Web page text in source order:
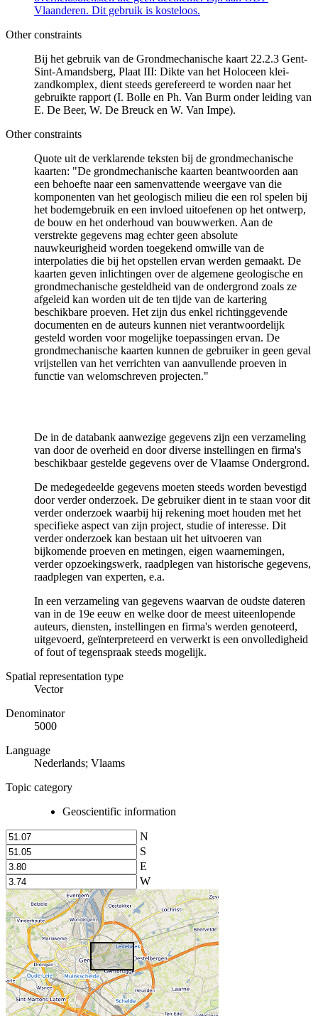
Vlaanderen. Dit gebruik is kosteloos.
Other constraints
Bij het gebruik van de Grondmechanische kaart 22.2.3 Gent-
Sint-Amandsberg, Plaat III: Dikte van het Holoceen klei-
zandkomplex, dient steeds gerefereerd te worden naar het
gebruikte rapport (I. Bolle en Ph. Van Burm onder leiding van
E. De Beer, W. De Breuck en W. Van Impe).
Other constraints
Quote uit de verklarende teksten bij de grondmechanische
kaarten: "De grondmechanische kaarten beantwoorden aan
een behoefte naar een samenvattende weergave van die
komponenten van het geologisch milieu die een rol spelen bij
het bodemgebruik en een invloed uitoefenen op het ontwerp,
de bouw en het onderhoud van bouwwerken. Aan de
verstrekte gegevens mag echter geen absolute
nauwkeurigheid worden toegekend omwille van de
interpolaties die bij het opstellen ervan werden gemaakt. De
kaarten geven inlichtingen over de algemene geologische en
grondmechanische gesteldheid van de ondergrond zoals ze
afgeleid kan worden uit de ten tijde van de kartering
beschikbare proeven. Het zijn dus enkel richtinggevende
documenten en de auteurs kunnen niet verantwoordelijk
gesteld worden voor mogelijke toepassingen ervan. De
grondmechanische kaarten kunnen de gebruiker in geen geval
vrijstellen van het verrichten van aanvullende proeven in
functie van welomschreven projecten."
De in de databank aanwezige gegevens zijn een verzameling
van door de overheid en door diverse instellingen en firma's
beschikbaar gestelde gegevens over de Vlaamse Ondergrond.
De medegedeelde gegevens moeten steeds worden bevestigd
door verder onderzoek. De gebruiker dient in te staan voor dit
verder onderzoek waarbij hij rekening moet houden met het
specifieke aspect van zijn project, studie of interesse. Dit
verder onderzoek kan bestaan uit het uitvoeren van
bijkomende proeven en metingen, eigen waarnemingen,
verder opzoekingswerk, raadplegen van historische gegevens,
raadplegen van experten, e.a.
In een verzameling van gegevens waarvan de oudste dateren
van in de 19e eeuw en welke door de meest uiteenlopende
auteurs, diensten, instellingen en firma's werden genoteerd,
uitgevoerd, geïnterpreteerd en verwerkt is een onvolledigheid
of fout of tegenspraak steeds mogelijk.
Spatial representation type
Vector
Denominator
5000
Language
Nederlands; Vlaams
Topic category
Geoscientific information
N
S
E
W